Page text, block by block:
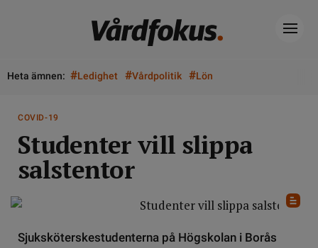
Heta ämnen: #Ledighet #Vårdpolitik #Lön
COVID-19
Studenter vill slippa
salstentor
Sjuksköterskestudenterna på Högskolan i Borås